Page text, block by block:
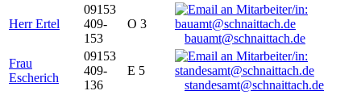
Herr Ertel
09153
409-
153
O 3
bauamt@schnaittach.de
Frau
Escherich
09153
409-
136
E 5
standesamt@schnaittach.de